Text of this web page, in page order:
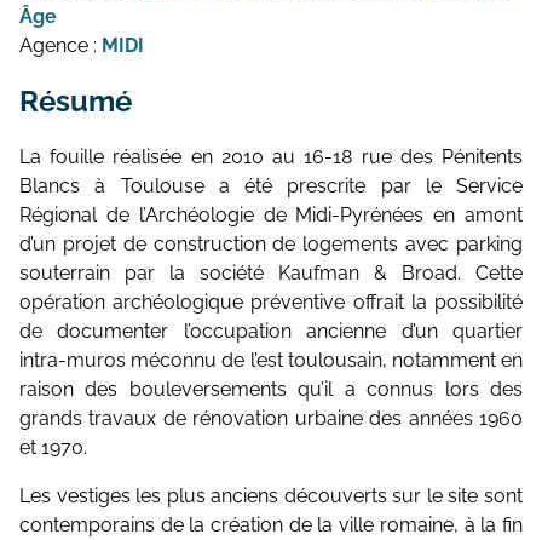
Âge
Agence : MIDI
Résumé
La fouille réalisée en 2010 au 16-18 rue des Pénitents
Blancs à Toulouse a été prescrite par le Service
Régional de l’Archéologie de Midi-Pyrénées en amont
d’un projet de construction de logements avec parking
souterrain par la société Kaufman & Broad. Cette
opération archéologique préventive offrait la possibilité
de documenter l’occupation ancienne d’un quartier
intra-muros méconnu de l’est toulousain, notamment en
raison des bouleversements qu’il a connus lors des
grands travaux de rénovation urbaine des années 1960
et 1970.
Les vestiges les plus anciens découverts sur le site sont
contemporains de la création de la ville romaine, à la fin